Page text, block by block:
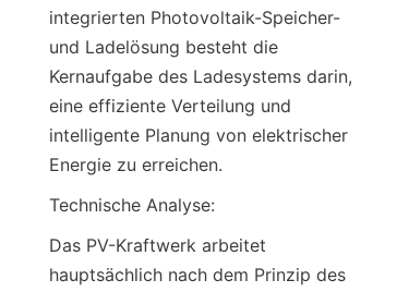
integrierten Photovoltaik-Speicher-
und Ladelösung besteht die
Kernaufgabe des Ladesystems darin,
eine effiziente Verteilung und
intelligente Planung von elektrischer
Energie zu erreichen.
Technische Analyse:
Das PV-Kraftwerk arbeitet
hauptsächlich nach dem Prinzip des